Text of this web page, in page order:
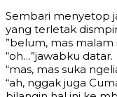
Sembari menyetop
yang terletak
”belum, mas malam
“oh…”jawabku datar.
“mas, mas suka
“ah, nggak juga